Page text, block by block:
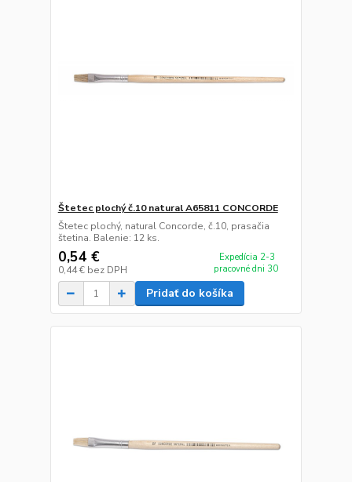
Štetec plochý č.10 natural A65811 CONCORDE
Štetec plochý, natural Concorde, č.10, prasačia
štetina. Balenie: 12 ks.
0,54 €
0,44 € bez DPH
Expedícia 2-3
pracovné dni 30
Pridať do košíka